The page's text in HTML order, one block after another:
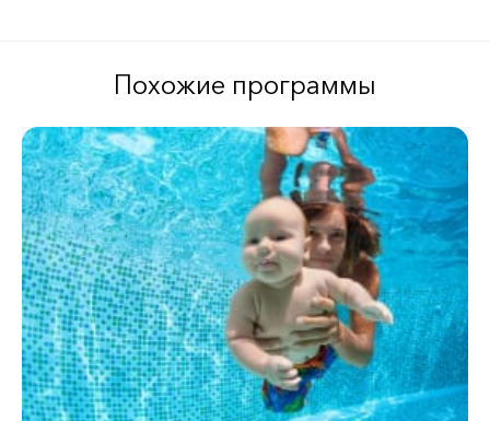
Похожие программы